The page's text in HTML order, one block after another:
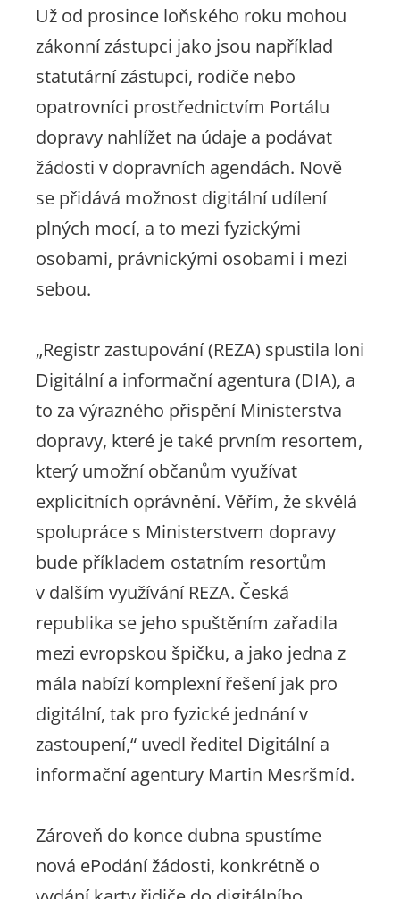
Už od prosince loňského roku mohou
zákonní zástupci jako jsou například
statutární zástupci, rodiče nebo
opatrovníci prostřednictvím Portálu
dopravy nahlížet na údaje a podávat
žádosti v dopravních agendách. Nově
se přidává možnost digitální udílení
plných mocí, a to mezi fyzickými
osobami, právnickými osobami i mezi
sebou.
„Registr zastupování (REZA) spustila loni
Digitální a informační agentura (DIA), a
to za výrazného přispění Ministerstva
dopravy, které je také prvním resortem,
který umožní občanům využívat
explicitních oprávnění. Věřím, že skvělá
spolupráce s Ministerstvem dopravy
bude příkladem ostatním resortům
v dalším využívání REZA. Česká
republika se jeho spuštěním zařadila
mezi evropskou špičku, a jako jedna z
mála nabízí komplexní řešení jak pro
digitální, tak pro fyzické jednání v
zastoupení,“ uvedl ředitel Digitální a
informační agentury Martin Mesršmíd.
Zároveň do konce dubna spustíme
nová ePodání žádosti, konkrétně o